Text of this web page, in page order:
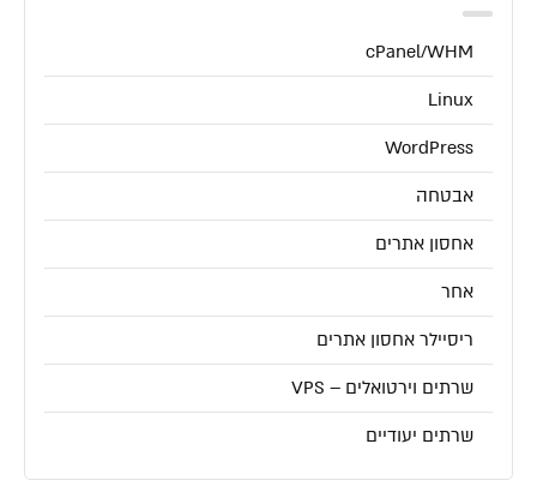
cPanel/WHM
Linux
WordPress
אבטחה
אחסון אתרים
אחר
ריסיילר אחסון אתרים
שרתים וירטואלים – VPS
שרתים יעודיים